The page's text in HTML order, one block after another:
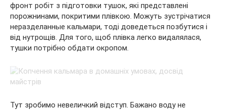
фронт робіт з підготовки тушок, які представлені
порожнинами, покритими плівкою. Можуть зустрічатися
неразделанные кальмари, тоді доведеться позбутися і
від нутрощів. Для того, щоб плівка легко видалялася,
тушки потрібно обдати окропом.
Тут зробимо невеличкий відступ. Бажано воду не